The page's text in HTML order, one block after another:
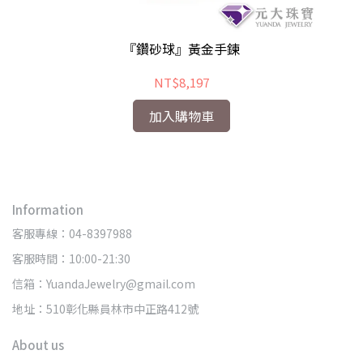
『鑽砂球』黃金手鍊
NT$8,197
加入購物車
Information
客服專線：04-8397988
客服時間：10:00-21:30
信箱：YuandaJewelry@gmail.com
地址：510彰化縣員林市中正路412號
About us